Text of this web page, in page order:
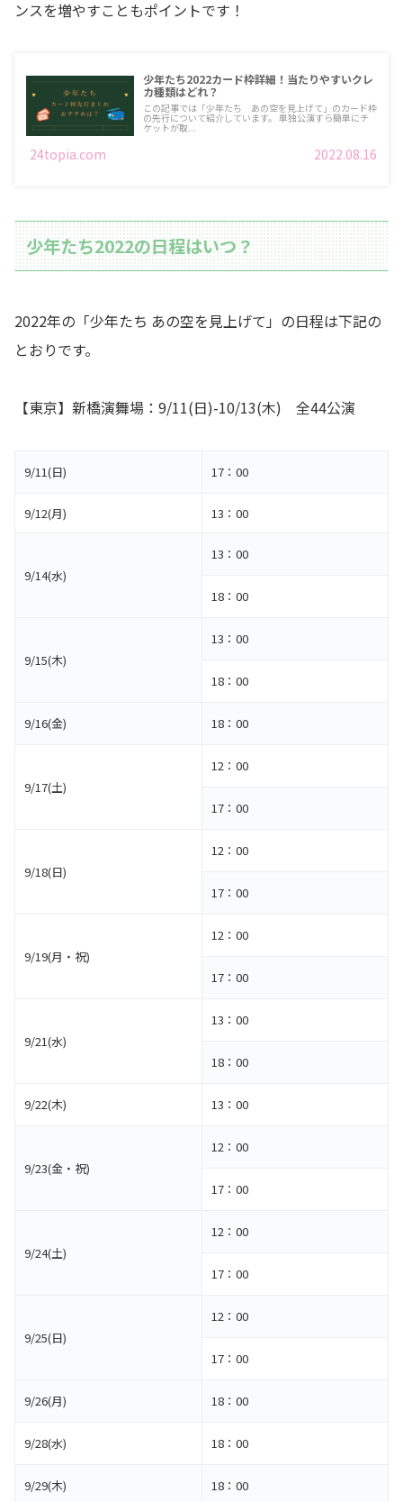
ンスを増やすこともポイントです！
少年たち2022カード枠詳細！当たりやすいクレ
カ種類はどれ？
この記事では「少年たち あの空を見上げて」のカード枠
の先行について紹介しています。 単独公演すら簡単にチ
ケットが取...
24topia.com 2022.08.16
少年たち2022の日程はいつ？
2022年の「少年たち あの空を見上げて」の日程は下記の
とおりです。
【東京】新橋演舞場：9/11(日)-10/13(木) 全44公演
9/11(日) 17：00
9/12(月) 13：00
9/14(水)
13：00
18：00
9/15(木)
13：00
18：00
9/16(金) 18：00
9/17(土)
12：00
17：00
9/18(日)
12：00
17：00
9/19(月・祝)
12：00
17：00
9/21(水)
13：00
18：00
9/22(木) 13：00
9/23(金・祝)
12：00
17：00
9/24(土)
12：00
17：00
9/25(日)
12：00
17：00
9/26(月) 18：00
9/28(水) 18：00
9/29(木) 18：00